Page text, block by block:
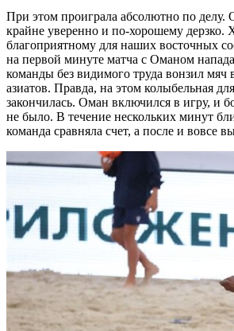
При этом проиграла абсолютно по делу.
крайне уверенно и по-хорошему дерзко.
благоприятному для наших восточных
на первой минуте матча с Оманом
команды без видимого труда вонзил мяч
азиатов. Правда, на этом колыбельная
закончилась. Оман включился в игру, и
не было. В течение нескольких минут
команда сравняла счет, а после и вовсе